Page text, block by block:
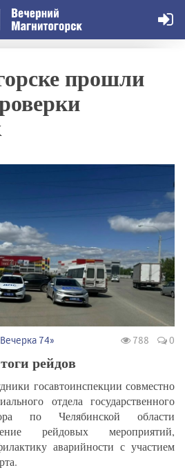
прошли
74» 788 0
рейдов
госавтоинспекции совместно
отдела государственного
по Челябинской области
рейдовых мероприятий,
аварийности с участием